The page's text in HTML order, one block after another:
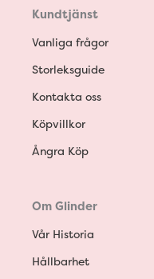
Kundtjänst
Vanliga frågor
Storleksguide
Kontakta oss
Köpvillkor
Ångra Köp
Om Glinder
Vår Historia
Hållbarhet